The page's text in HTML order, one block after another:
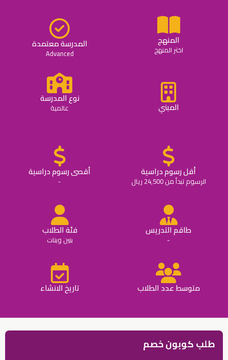
المنهج
اختر المنهج المدرسة معتمدة
Advanced
المبني
نوع المدرسة
عالمية
أقل رسوم دراسية
الرسوم تبدأ من 24,500 ريال
أقصى رسوم دراسية
-
طاقم التدريس
-
فئة الطلاب
بنين وبنات
متوسط عدد الطلاب تاريخ الانشاء
طلب كوبون خصم